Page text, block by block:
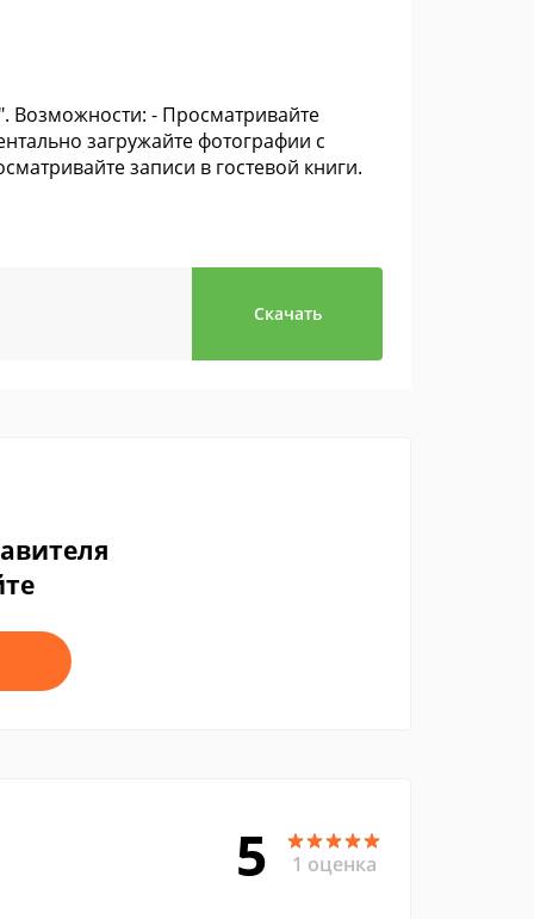
- Просматривайте
загружайте фотографии с
записи в гостевой книги.
Скачать
5 1 оценка